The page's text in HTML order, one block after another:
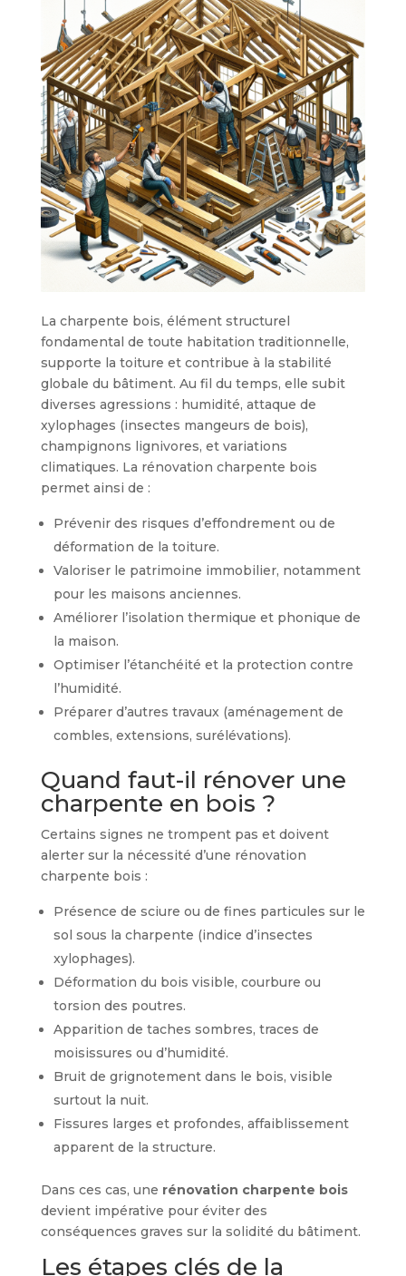
La charpente bois, élément structurel
fondamental de toute habitation traditionnelle,
supporte la toiture et contribue à la stabilité
globale du bâtiment. Au fil du temps, elle subit
diverses agressions : humidité, attaque de
xylophages (insectes mangeurs de bois),
champignons lignivores, et variations
climatiques. La rénovation charpente bois
permet ainsi de :
Prévenir des risques d’effondrement ou de
déformation de la toiture.
Valoriser le patrimoine immobilier, notamment
pour les maisons anciennes.
Améliorer l’isolation thermique et phonique de
la maison.
Optimiser l’étanchéité et la protection contre
l’humidité.
Préparer d’autres travaux (aménagement de
combles, extensions, surélévations).
Quand faut-il rénover une
charpente en bois ?
Certains signes ne trompent pas et doivent
alerter sur la nécessité d’une rénovation
charpente bois :
Présence de sciure ou de fines particules sur le
sol sous la charpente (indice d’insectes
xylophages).
Déformation du bois visible, courbure ou
torsion des poutres.
Apparition de taches sombres, traces de
moisissures ou d’humidité.
Bruit de grignotement dans le bois, visible
surtout la nuit.
Fissures larges et profondes, affaiblissement
apparent de la structure.
Dans ces cas, une rénovation charpente bois
devient impérative pour éviter des
conséquences graves sur la solidité du bâtiment.
Les étapes clés de la